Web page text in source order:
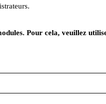
Pour cela, veuillez